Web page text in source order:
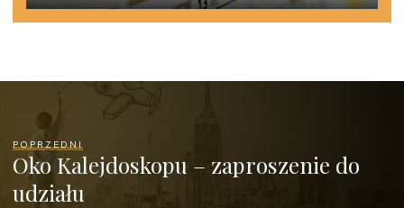
POPRZEDNI
Oko Kalejdoskopu – zaproszenie do
udziału